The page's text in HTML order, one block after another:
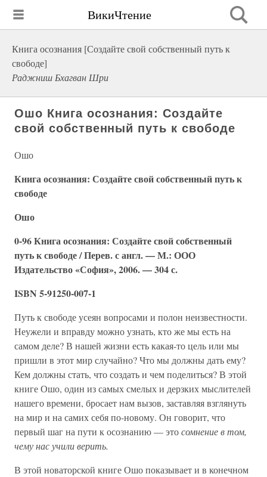
ВикиЧтение
Книга осознания [Создайте свой собственный путь к
свободе]
Раджниш Бхагван Шри
Ошо Книга осознания: Создайте
свой собственный путь к свободе
Ошо
Книга осознания: Создайте свой собственный путь к
свободе
Ошо
0-96 Книга осознания: Создайте свой собственный
путь к свободе / Перев. с англ. — М.: ООО
Издательство «София», 2006. — 304 с.
ISBN 5-91250-007-1
Путь к свободе усеян вопросами и полон неизвестности.
Неужели и вправду можно узнать, кто же мы есть на
самом деле? В нашей жизни есть какая-то цель или мы
пришли в этот мир случайно? Что мы должны дать ему?
Кем должны стать, что создать и чем поделиться? В этой
книге Ошо, один из самых смелых и дерзких мыслителей
нашего времени, бросает нам вызов, заставляя взглянуть
на мир и на самих себя по-новому. Он говорит, что
первый шаг на пути к осознанию — этосомнение в том,
чему нас учили верить.
В этой новаторской книге Ошо показывает и в конечном